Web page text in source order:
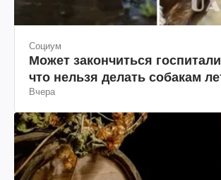
Социум
Может закончиться
что нельзя делать собакам
Вчера